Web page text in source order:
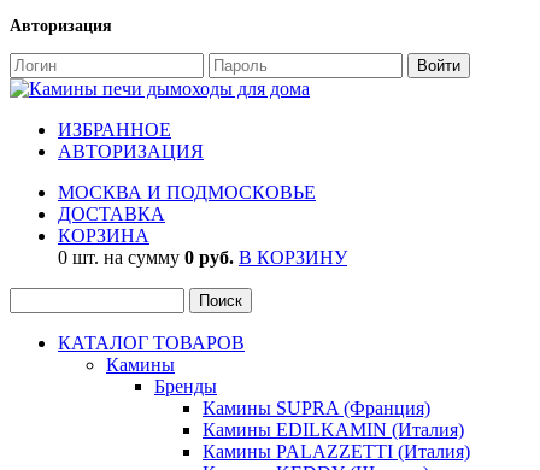
Авторизация
ИЗБРАННОЕ
АВТОРИЗАЦИЯ
МОСКВА И ПОДМОСКОВЬЕ
ДОСТАВКА
КОРЗИНА
0 шт. на сумму 0 руб. В КОРЗИНУ
КАТАЛОГ ТОВАРОВ
Камины
Бренды
Камины SUPRA (Франция)
Камины EDILKAMIN (Италия)
Камины PALAZZETTI (Италия)